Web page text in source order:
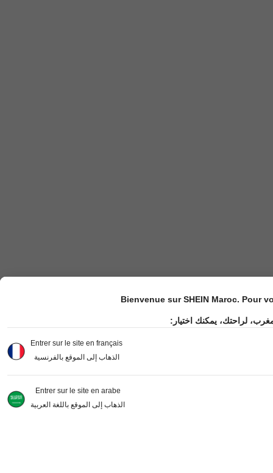
Bienvenue sur SHEIN Maroc. Pour
لراحتك، يمكنك اختيار:
Entrer sur le site en français
الذهاب إلى الموقع بالفرنسية
Entrer sur le site en arabe
الذهاب إلى الموقع باللغة العربية